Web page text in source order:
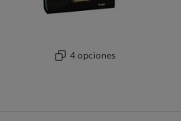
4 opciones